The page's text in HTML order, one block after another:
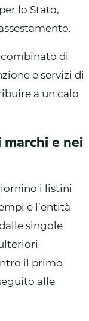
lo Stato,
di
e servizi di
a un calo
e nei
i listini
e l’entità
singole
il primo
alle